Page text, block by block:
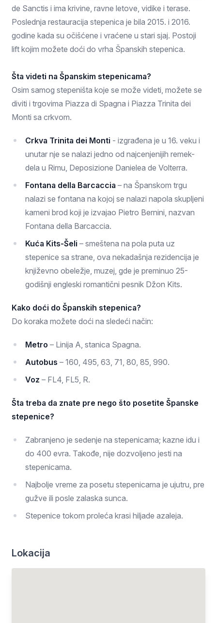
de Sanctis i ima krivine, ravne letove, vidike i terase.
Poslednja restauracija stepenica je bila 2015. i 2016.
godine kada su očišćene i vraćene u stari sjaj. Postoji
lift kojim možete doći do vrha Španskih stepenica.
Šta videti na Španskim stepenicama?
Osim samog stepeništa koje se može videti, možete se
diviti i trgovima Piazza di Spagna i Piazza Trinita dei
Monti sa crkvom.
Crkva Trinita dei Monti - izgrađena je u 16. veku i
unutar nje se nalazi jedno od najcenjenijih remek-
dela u Rimu, Deposizione Danielea de Volterra.
Fontana della Barcaccia – na Španskom trgu
nalazi se fontana na kojoj se nalazi napola skupljeni
kameni brod koji je izvajao Pietro Bernini, nazvan
Fontana della Barcaccia.
Kuća Kits-Šeli – smeštena na pola puta uz
stepenice sa strane, ova nekadašnja rezidencija je
književno obeležje, muzej, gde je preminuo 25-
godišnji engleski romantični pesnik Džon Kits.
Kako doći do Španskih stepenica?
Do koraka možete doći na sledeći način:
Metro – Linija A, stanica Spagna.
Autobus – 160, 495, 63, 71, 80, 85, 990.
Voz – FL4, FL5, R.
Šta treba da znate pre nego što posetite Španske
stepenice?
Zabranjeno je sedenje na stepenicama; kazne idu i
do 400 evra. Takođe, nije dozvoljeno jesti na
stepenicama.
Najbolje vreme za posetu stepenicama je ujutru, pre
gužve ili posle zalaska sunca.
Stepenice tokom proleća krasi hiljade azaleja.
Lokacija